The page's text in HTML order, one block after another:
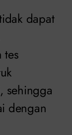
dapat
tes
sehingga
dengan